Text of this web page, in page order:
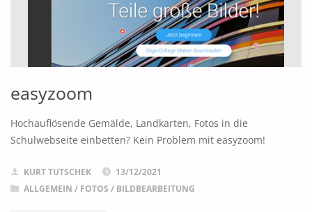
easyzoom
Hochauflösende Gemälde, Landkarten, Fotos in die
Schulwebseite einbetten? Kein Problem mit easyzoom!
KURT TUTSCHEK
13/12/2021
ALLGEMEIN / FOTOS / BILDBEARBEITUNG